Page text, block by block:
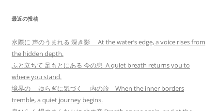
最近の投稿
水際に 声のうまれる 深き影 At the water’s edge, a voice rises from
the hidden depth.
ふと立ちて 足もとにある 今の息 A quiet breath returns you to
where you stand.
境界の ゆらぎに気づく 内の旅 When the inner borders
tremble, a quiet journey begins.